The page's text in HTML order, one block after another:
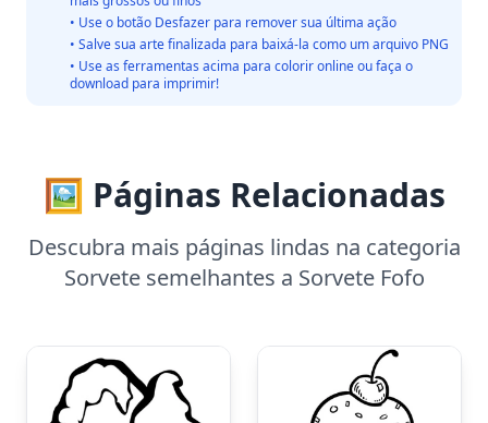
• Use o botão Desfazer para remover sua última ação
• Salve sua arte finalizada para baixá-la como um arquivo PNG
• Use as ferramentas acima para colorir online ou faça o
download para imprimir!
🖼️ Páginas Relacionadas
Descubra mais páginas lindas na categoria
Sorvete semelhantes a Sorvete Fofo